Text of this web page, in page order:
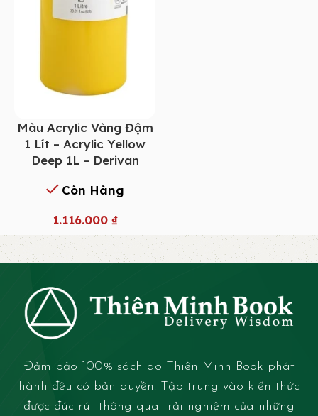
Màu Acrylic Vàng Đậm
1 Lít – Acrylic Yellow
Deep 1L – Derivan
Còn Hàng
1.116.000 ₫
Đảm bảo 100% sách do Thiên Minh Book phát
hành đều có bản quyền. Tập trung vào kiến thức
được đúc rút thông qua trải nghiệm của những